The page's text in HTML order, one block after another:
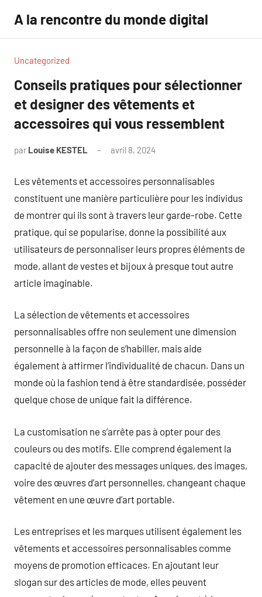
contenu
A la rencontre du monde digital
Uncategorized
Conseils pratiques pour sélectionner
et designer des vêtements et
accessoires qui vous ressemblent
par Louise KESTEL avril 8, 2024
Les vêtements et accessoires personnalisables
constituent une manière particulière pour les individus
de montrer qui ils sont à travers leur garde-robe. Cette
pratique, qui se popularise, donne la possibilité aux
utilisateurs de personnaliser leurs propres éléments de
mode, allant de vestes et bijoux à presque tout autre
article imaginable.
La sélection de vêtements et accessoires
personnalisables offre non seulement une dimension
personnelle à la façon de s’habiller, mais aide
également à affirmer l’individualité de chacun. Dans un
monde où la fashion tend à être standardisée, posséder
quelque chose de unique fait la différence.
La customisation ne s’arrête pas à opter pour des
couleurs ou des motifs. Elle comprend également la
capacité de ajouter des messages uniques, des images,
voire des œuvres d’art personnelles, changeant chaque
vêtement en une œuvre d’art portable.
Les entreprises et les marques utilisent également les
vêtements et accessoires personnalisables comme
moyens de promotion efficaces. En ajoutant leur
slogan sur des articles de mode, elles peuvent